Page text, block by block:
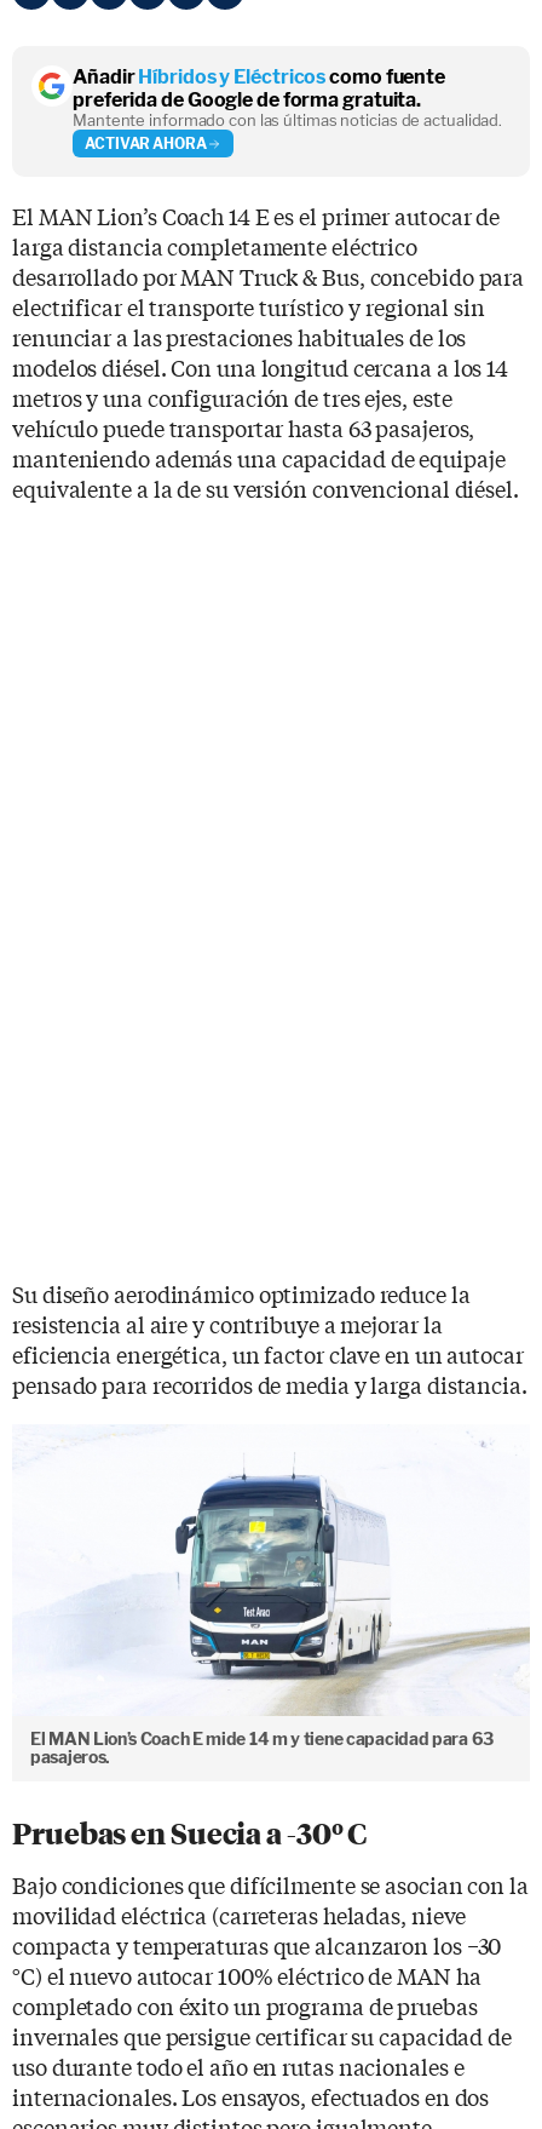
AñadirHíbridos y Eléctricoscomo fuente
preferida de Google de forma gratuita.
Mantente informado con las últimas noticias de actualidad.
ACTIVAR AHORA
El MAN Lion’s Coach 14 E es el primer autocar de
larga distancia completamente eléctrico
desarrollado por MAN Truck & Bus, concebido para
electrificar el transporte turístico y regional sin
renunciar a las prestaciones habituales de los
modelos diésel. Con una longitud cercana a los 14
metros y una configuración de tres ejes, este
vehículo puede transportar hasta 63 pasajeros,
manteniendo además una capacidad de equipaje
equivalente a la de su versión convencional diésel.
Su diseño aerodinámico optimizado reduce la
resistencia al aire y contribuye a mejorar la
eficiencia energética, un factor clave en un autocar
pensado para recorridos de media y larga distancia.
El MAN Lion’s Coach E mide 14 m y tiene capacidad para 63
pasajeros.
Pruebas en Suecia a -30º C
Bajo condiciones que difícilmente se asocian con la
movilidad eléctrica (carreteras heladas, nieve
compacta y temperaturas que alcanzaron los −30
°C) el nuevo autocar 100% eléctrico de MAN ha
completado con éxito un programa de pruebas
invernales que persigue certificar su capacidad de
uso durante todo el año en rutas nacionales e
internacionales. Los ensayos, efectuados en dos